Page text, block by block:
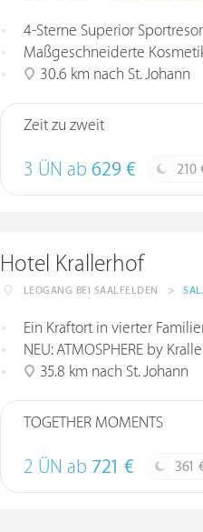
4-Sterne Superior
Maßgeschneiderte
30.6 km nach St. Johann
Zeit zu zweit
3 ÜN ab 629 € 210
Hotel Krallerhof
LEOGANG BEI SAALFELDEN >
Ein Kraftort in vierter
NEU: ATMOSPHERE by
35.8 km nach St. Johann
TOGETHER MOMENTS
2 ÜN ab 721 € 361